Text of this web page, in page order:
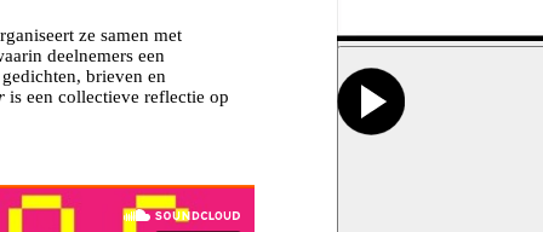
ze samen met
deelnemers een
brieven en
is een collectieve reflectie op